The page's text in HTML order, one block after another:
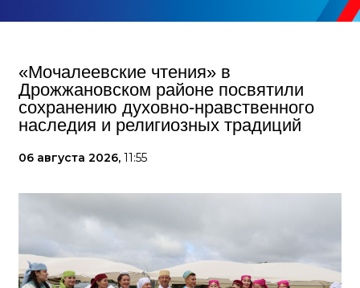
«Мочалеевские чтения» в
Дрожжановском районе посвятили
сохранению духовно-нравственного
наследия и религиозных традиций
06 августа 2026, 11:55